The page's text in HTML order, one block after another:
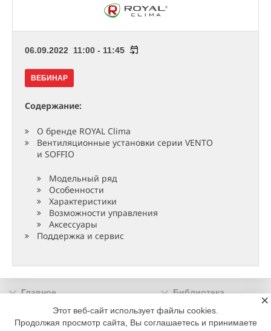
06.09.2022 11:00 - 11:45
ВЕБИНАР
Содержание:
О бренде ROYAL Climа
Вентиляционные установки серии VENTO
и SOFFIO
Модельный ряд
Особенности
Характеристики
Возможности управления
Аксессуары
Поддержка и сервис
Главное
Библиотека
Подписка
Реклама
Информация
Этот веб-сайт использует файлы cookies.
Продолжая просмотр сайта, Вы соглашаетесь и принимаете
×